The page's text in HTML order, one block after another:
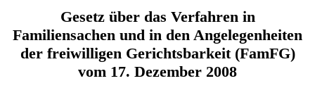
Gesetz über das Verfahren in
Familiensachen und in den Angelegenheiten
der freiwilligen Gerichtsbarkeit (FamFG)
vom 17. Dezember 2008